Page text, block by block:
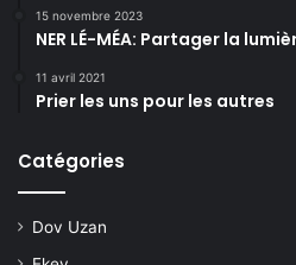
15 novembre 2023
NER LÉ-MÉA: Partager la
11 avril 2021
Prier les uns pour les autres
Catégories
Dov Uzan